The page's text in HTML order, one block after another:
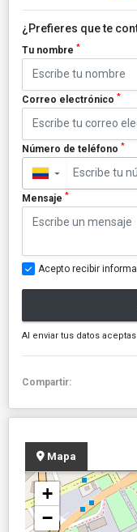
¿Prefieres que te
Tu nombre *
Correo electrónico *
Número de teléfono *
▼
Mensaje *
Acepto recibir
Al enviar tus datos
Compartir:
Mapa
+
−